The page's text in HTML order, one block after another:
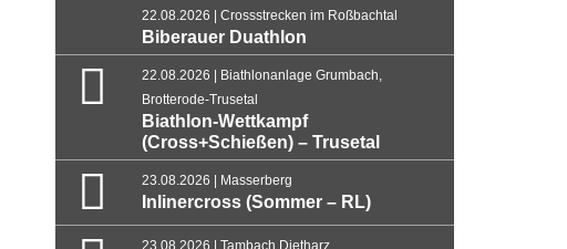
22.08.2026 | Crossstrecken im Roßbachtal
Biberauer Duathlon
22.08.2026 | Biathlonanlage Grumbach,
Brotterode-Trusetal
Biathlon-Wettkampf
(Cross+Schießen) – Trusetal
23.08.2026 | Masserberg
Inlinercross (Sommer – RL)
23.08.2026 | Tambach Dietharz